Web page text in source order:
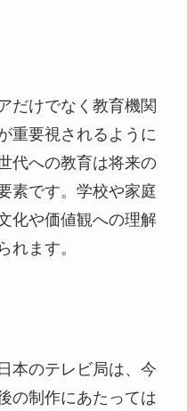
だけでなく教育機関
重要視されるように
代への教育は将来の
素です。学校や家庭
化や価値観への理解
れます。
本のテレビ局は、今
の制作にあたっては